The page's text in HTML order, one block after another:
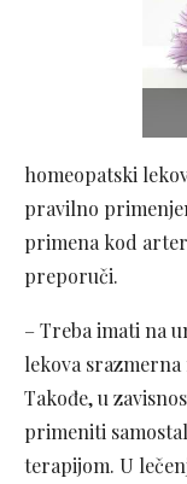
homeopatski
pravilno
primena kod
preporuči.
– Treba imati na
lekova
Takođe, u
primeniti
terapijom. U